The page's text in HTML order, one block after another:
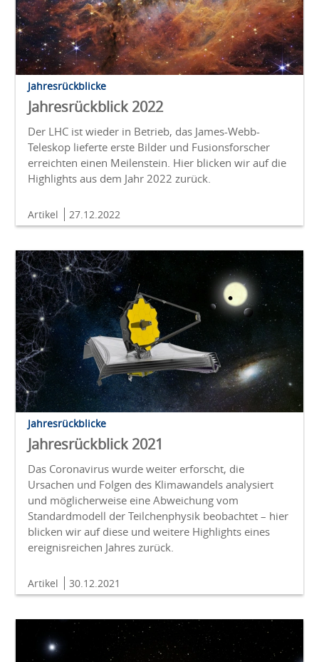
Jahresrückblicke
Jahresrückblick 2022
Der LHC ist wieder in Betrieb, das James-Webb-
Teleskop lieferte erste Bilder und Fusionsforscher
erreichten einen Meilenstein. Hier blicken wir auf die
Highlights aus dem Jahr 2022 zurück.
Artikel 27.12.2022
Jahresrückblicke
Jahresrückblick 2021
Das Coronavirus wurde weiter erforscht, die
Ursachen und Folgen des Klimawandels analysiert
und möglicherweise eine Abweichung vom
Standardmodell der Teilchenphysik beobachtet – hier
blicken wir auf diese und weitere Highlights eines
ereignisreichen Jahres zurück.
Artikel 30.12.2021